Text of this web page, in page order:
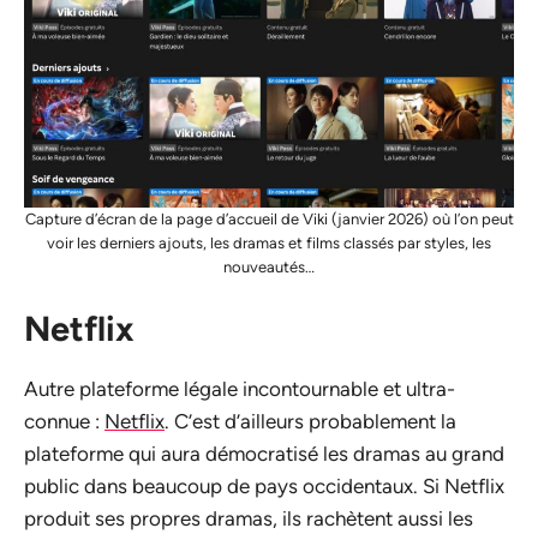
Capture d’écran de la page d’accueil de Viki (janvier 2026) où l’on peut
voir les derniers ajouts, les dramas et films classés par styles, les
nouveautés…
Netflix
Autre plateforme légale incontournable et ultra-
connue : Netflix. C’est d’ailleurs probablement la
plateforme qui aura démocratisé les dramas au grand
public dans beaucoup de pays occidentaux. Si Netflix
produit ses propres dramas, ils rachètent aussi les